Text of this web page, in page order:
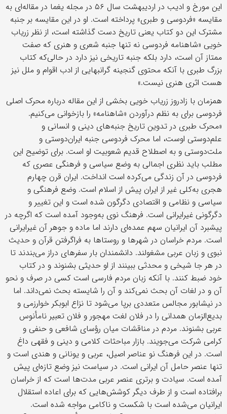
این مورخ و ادیب در اردیبهشت سال ۵۶ در مجله یغما در مقاله‌ای به
مقایسه «فردوسی و طبری» پرداخته است. او در این مقایسه بر جنبه
مشترک این دو کتاب یعنی تاریخ دست گذاشته است، از نظر زریاب
خویی «شاهنامه فردوسی نه تنها جنبه شعری و هنری که صفت
ممتاز آن است، دارد بلکه جنبه تاریخی نیز دارد در حالی‌که کتاب
بزرگ طبری با آنکه محتوی گنجینه گرانبهایی از ادب اقوام و ملل نیز
هست اثری هنری نیست.»
همزمان با زادروز زریاب خویی بخشی از این مقاله درباره محرک اصلی
فردوسی برای به نظم‌ درآوردن «شاهنامه» را بازخوانی می‌کنیم.
«محرک طبری در تدوین تاریخ جنبه‌های دینی و انسانی و
علم‌دوستی اوست، اما محرک فردوسی جنبه ایران‌دوستی و
ملت‌دوستی و به اصطلاح قدیم شعوبیت او است. برای توضیح این
مطلب باید نظری اجمالی به‌ وضع سیاسی و فرهنگی عصری که
فردوسی در آن زندگی می‌کرده است انداخت. ایران قرن چهارم
هجری به‌کلی غیر از ایران پیش از اسلام است. وضع فرهنگی و
سیاسی و نظامی و اقتصادی دگرگون شده است و این تغییر و
دگرگونی غیرایرانی است. فرهنگ نوی به‌وجود آمده است که اگرچه در
پیشبرد آن ایرانیان سهم عمده‌ای دارند اما ماده و جوهر آن غیرایرانی
است. مردم خراسان در شهرها و روستاها به‌ فراگرفتن قرآن و حدیث
نبوی و زبان عربی مشغولند. دانشمندان بار سفرهای دراز می‌بندند تا
در هر جا شیخی و محدثی ببینند از او حدیثی بشنوند و در کتاب
خود ضبط کنند. با آنکه زبان مردم فارسی است کسی در صرف و نحو
آن و در لغات آن بحث نمی‌کند و آن را شایسته بحث نمی‌داند. اما
در نیشابور مجالس متعددی برپا می‌شود تا نزاع ابوبکر خوارزمی و
بدیع‌الزمان همدانی را در فلان لغت مهجور و فلان تعبیر نامأنوس
عربی بشنوند. مردم در مناقشات میان رؤسای شافعی و حنفی و
کرامی شرکت می‌جویند. بازار مباحثات کلامی و دینی و فقهی داغ
است. در این فرهنگ نو عناصر اصیل، عربی و یونانی و هندی است و
تنها عنصر حامل آن ایرانی است. در سیاست نیز وضع تازه‌ای پیش
آمده است. سیادت و برتری عنصر عربی مدت‌ها است که از خراسان
برافتاده است و از طرف دیگر کوشش‌هایی که برای اعاده استقلال
ایرانیان می‌شده است با شکست و ناکامی مواجه شده است.